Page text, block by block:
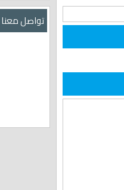
تواصل معنا